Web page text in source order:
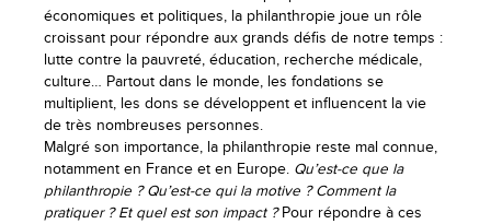
économiques et politiques, la philanthropie joue un rôle
croissant pour répondre aux grands défis de notre temps :
lutte contre la pauvreté, éducation, recherche médicale,
culture… Partout dans le monde, les fondations se
multiplient, les dons se développent et influencent la vie
de très nombreuses personnes.
Malgré son importance, la philanthropie reste mal connue,
notamment en France et en Europe. Qu’est-ce que la
philanthropie ? Qu’est-ce qui la motive ? Comment la
pratiquer ? Et quel est son impact ?Pour répondre à ces